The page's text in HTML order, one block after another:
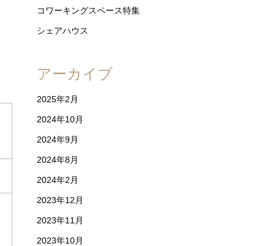
コワーキングスペース特集
シェアハウス
アーカイブ
2025年2月
2024年10月
2024年9月
2024年8月
2024年2月
2023年12月
2023年11月
2023年10月